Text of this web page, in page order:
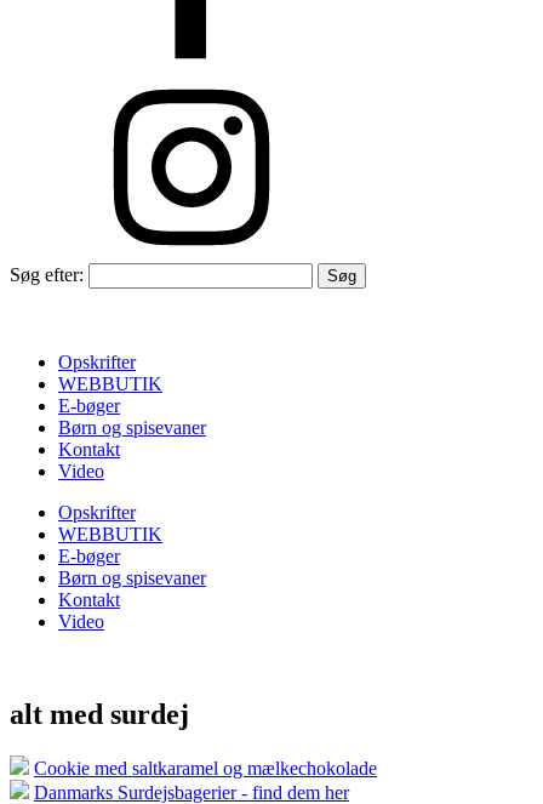
Søg efter:
Opskrifter
WEBBUTIK
E-bøger
Børn og spisevaner
Kontakt
Video
Opskrifter
WEBBUTIK
E-bøger
Børn og spisevaner
Kontakt
Video
alt med surdej
Cookie med saltkaramel og mælkechokolade
Danmarks Surdejsbagerier - find dem her